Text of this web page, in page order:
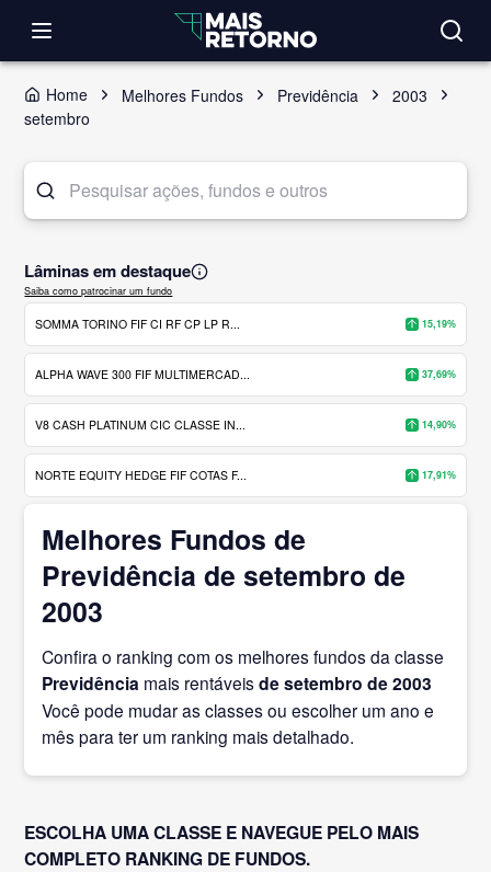
Home Melhores Fundos Previdência
2003
setembro
Lâminas em destaque
Saiba como patrocinar um fundo
SOMMA TORINO FIF CI RF CP LP R... 15,19%
ALPHA WAVE 300 FIF MULTIMERCAD... 37,69%
V8 CASH PLATINUM CIC CLASSE IN... 14,90%
NORTE EQUITY HEDGE FIF COTAS F... 17,91%
Melhores Fundos de
Previdência de setembro de
2003
Confira o ranking com os melhores fundos da classe
Previdência mais rentáveisde setembro de 2003
Você pode mudar as classes ou escolher um ano e
mês para ter um ranking mais detalhado.
ESCOLHA UMA CLASSE E NAVEGUE PELO MAIS
COMPLETO RANKING DE FUNDOS.